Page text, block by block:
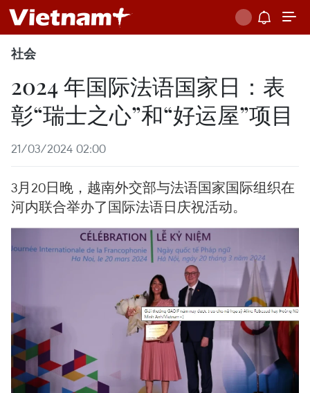
社会
2024 年国际法语国家日：表
彰“瑞士之心”和“好运屋”项目
21/03/2024 02:00
3月20日晚，越南外交部与法语国家国际组织在
河内联合举办了国际法语日庆祝活动。